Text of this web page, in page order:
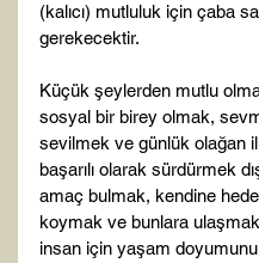
(kalıcı) mutluluk için çaba
gerekecektir.
Küçük şeylerden mutlu
sosyal bir birey olmak,
sevilmek ve günlük olağan
başarılı olarak sürdürmek
amaç bulmak, kendine
koymak ve bunlara
insan için yaşam doyumunu